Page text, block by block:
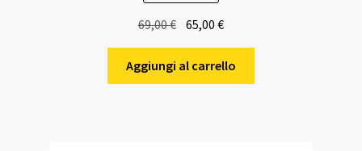
69,00€
originale
era:
65,00€Il
attuale
è:
Aggiungi al carrello